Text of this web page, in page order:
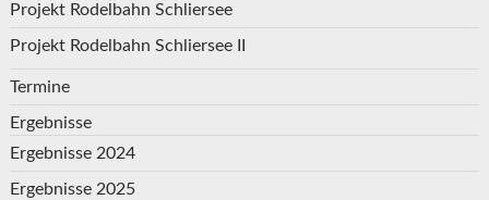
Projekt Rodelbahn Schliersee
Projekt Rodelbahn Schliersee II
Termine
Ergebnisse
Ergebnisse 2024
Ergebnisse 2025